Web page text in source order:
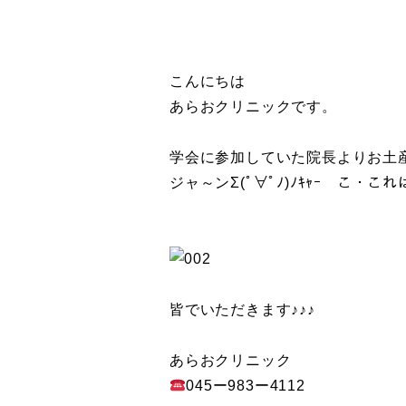
こんにちは
あらおクリニックです。
学会に参加していた院長よりお土
ジャ～ンΣ(ﾟ∀ﾟﾉ)ﾉｷｬｰ こ・これ
皆でいただきます♪♪♪
あらおクリニック
045ー983ー4112